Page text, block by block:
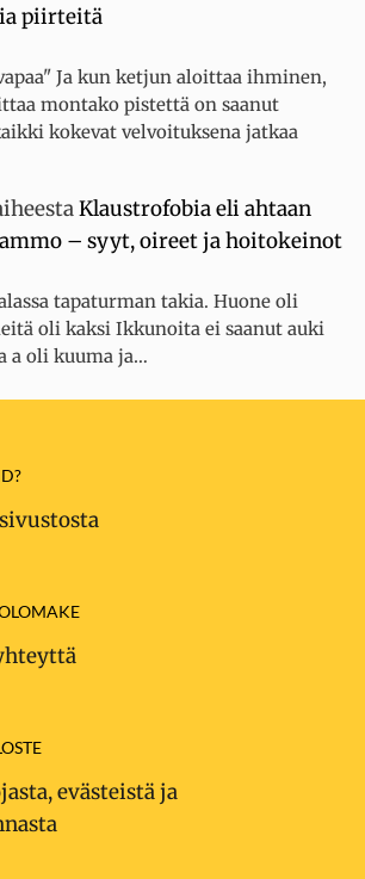
piirteitä
Ja kun ketjun aloittaa ihminen,
montako pistettä on saanut
kokevat velvoituksena jatkaa
Klaustrofobia eli ahtaan
– syyt, oireet ja hoitokeinot
tapaturman takia. Huone oli
oli kaksi Ikkunoita ei saanut auki
a oli kuuma ja…
evästeistä ja